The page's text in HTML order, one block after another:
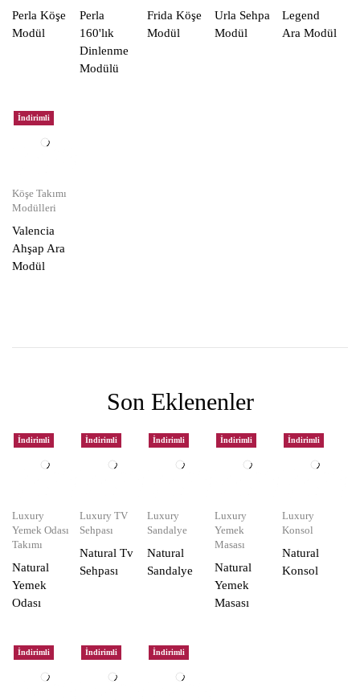
Perla Köşe
Modül
Perla
160'lık
Dinlenme
Modülü
Frida Köşe
Modül
Urla Sehpa
Modül
Legend
Ara Modül
İndirimli
Köşe Takımı
Modülleri
Valencia
Ahşap Ara
Modül
Son Eklenenler
İndirimli
Luxury
Yemek Odası
Takımı
Natural
Yemek
Odası
İndirimli
Luxury TV
Sehpası
Natural Tv
Sehpası
İndirimli
Luxury
Sandalye
Natural
Sandalye
İndirimli
Luxury
Yemek
Masası
Natural
Yemek
Masası
İndirimli
Luxury
Konsol
Natural
Konsol
İndirimli İndirimli İndirimli